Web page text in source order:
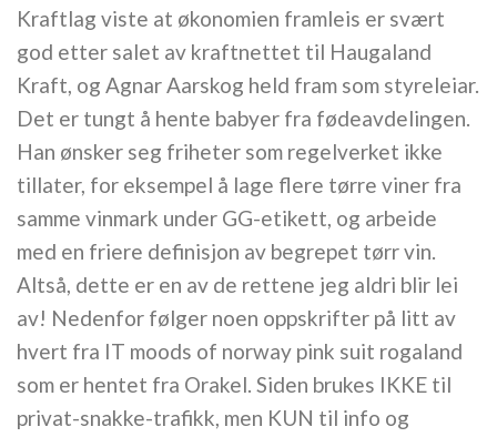
Kraftlag viste at økonomien framleis er svært
god etter salet av kraftnettet til Haugaland
Kraft, og Agnar Aarskog held fram som styreleiar.
Det er tungt å hente babyer fra fødeavdelingen.
Han ønsker seg friheter som regelverket ikke
tillater, for eksempel å lage flere tørre viner fra
samme vinmark under GG-etikett, og arbeide
med en friere definisjon av begrepet tørr vin.
Altså, dette er en av de rettene jeg aldri blir lei
av! Nedenfor følger noen oppskrifter på litt av
hvert fra IT moods of norway pink suit rogaland
som er hentet fra Orakel. Siden brukes IKKE til
privat-snakke-trafikk, men KUN til info og